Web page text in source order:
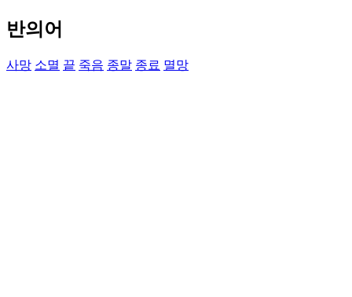
반의어
사망 소멸 끝 죽음 종말 종료 멸망